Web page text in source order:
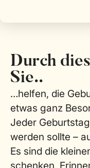
Durch
Sie..
…helfen, die
etwas ganz
Jeder
werden sollte –
Es sind die
schenken,